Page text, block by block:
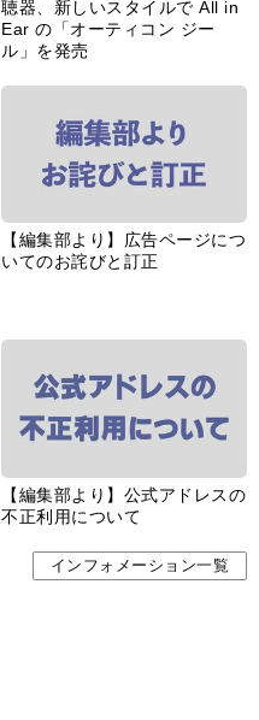
聴器、新しいスタイルで All in
Ear の「オーティコン ジー
ル」を発売
【編集部より】広告ページにつ
いてのお詫びと訂正
【編集部より】公式アドレスの
不正利用について
インフォメーション一覧